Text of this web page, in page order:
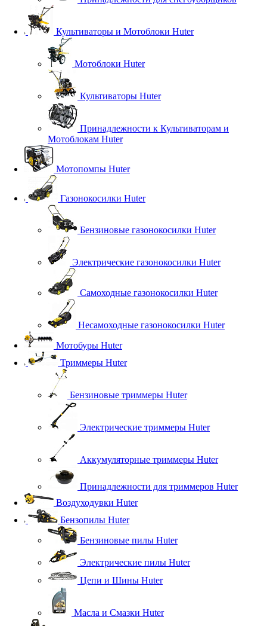
Культиваторы и Мотоблоки Huter
Мотоблоки Huter
Культиваторы Huter
Принадлежности к Культиваторам и
Мотоблокам Huter
Мотопомпы Huter
Газонокосилки Huter
Бензиновые газонокосилки Huter
Электрические газонокосилки Huter
Самоходные газонокосилки Huter
Несамоходные газонокосилки Huter
Мотобуры Huter
Триммеры Huter
Бензиновые триммеры Huter
Электрические триммеры Huter
Аккумуляторные триммеры Huter
Принадлежности для триммеров Huter
Воздуходувки Huter
Бензопилы Huter
Бензиновые пилы Huter
Электрические пилы Huter
Цепи и Шины Huter
Масла и Смазки Huter